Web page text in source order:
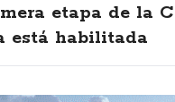
etapa de la
está habilitada